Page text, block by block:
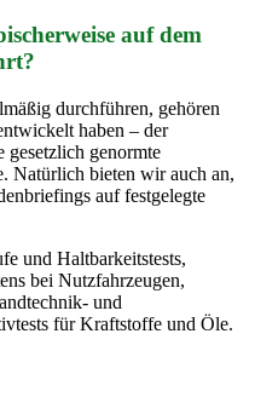
auf dem
durchführen, gehören
haben – der
gesetzlich genormte
Natürlich bieten wir auch an,
auf festgelegte
und Haltbarkeitstests,
bei Nutzfahrzeugen,
und
für Kraftstoffe und Öle.